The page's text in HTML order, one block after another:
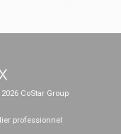
CoStar Group
professionnel